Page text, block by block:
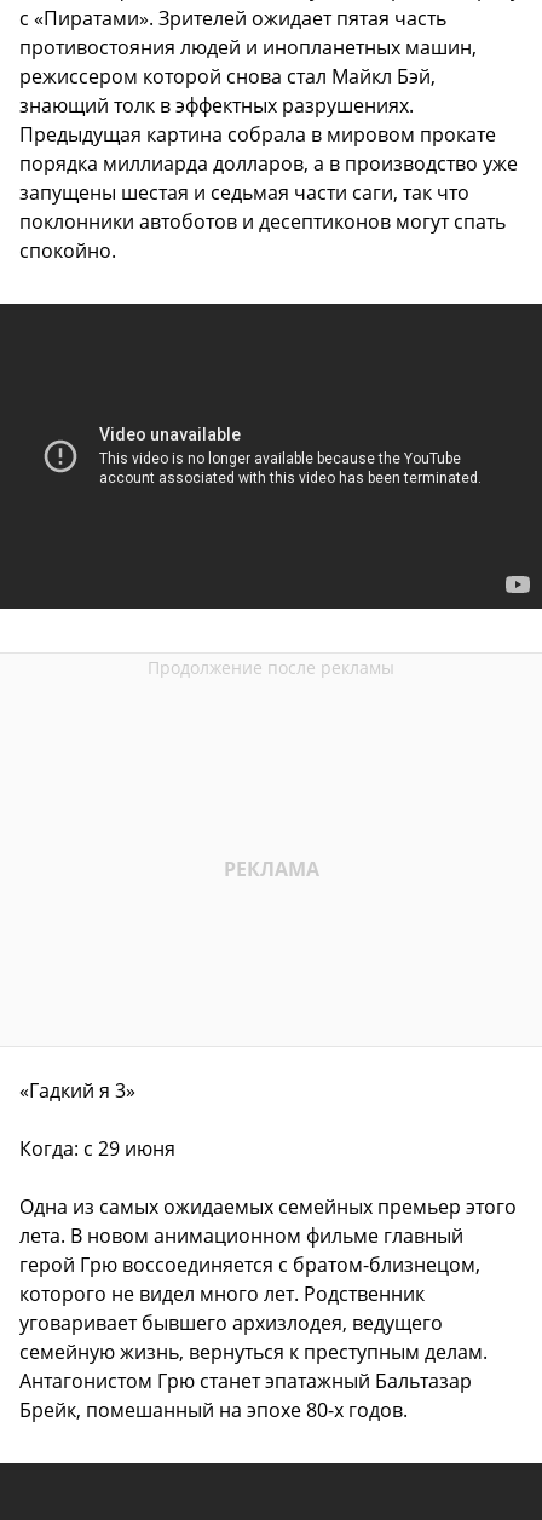
с «Пиратами». Зрителей ожидает пятая часть
противостояния людей и инопланетных машин,
режиссером которой снова стал Майкл Бэй,
знающий толк в эффектных разрушениях.
Предыдущая картина собрала в мировом прокате
порядка миллиарда долларов, а в производство уже
запущены шестая и седьмая части саги, так что
поклонники автоботов и десептиконов могут спать
спокойно.
«Гадкий я 3»
Когда: с 29 июня
Одна из самых ожидаемых семейных премьер этого
лета. В новом анимационном фильме главный
герой Грю воссоединяется с братом-близнецом,
которого не видел много лет. Родственник
уговаривает бывшего архизлодея, ведущего
семейную жизнь, вернуться к преступным делам.
Антагонистом Грю станет эпатажный Бальтазар
Брейк, помешанный на эпохе 80-х годов.